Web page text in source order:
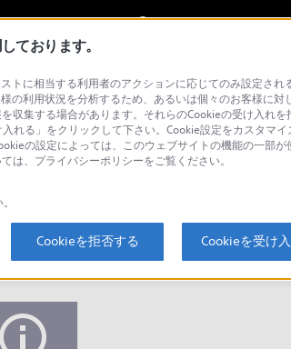
ております。
トに相当する利用者のアクションに応じてのみ設定さ
の利用状況を分析するため、あるいは個々のお客様に
収集する場合があります。それらのCookieの受け入れ
れる」をクリックして下さい。Cookie設定をカスタマ
の設定によっては、このウェブサイトの機能の一部
は、プライバシーポリシーをご覧ください。
Cookieを拒否する Cookieを受け